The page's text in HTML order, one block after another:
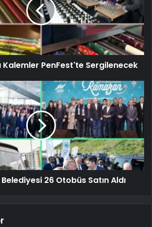
Kalemler PenFest'te Sergilenecek
26 Otobüs Satın Aldı